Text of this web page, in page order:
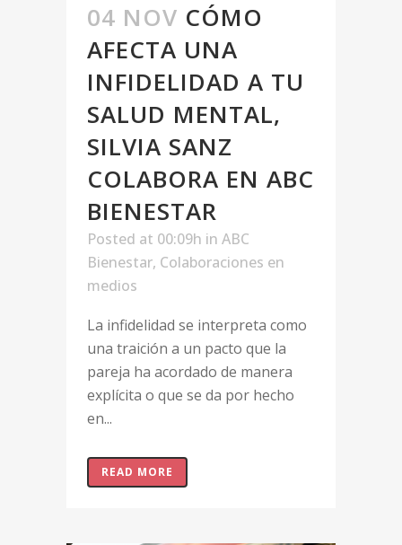
04 NOV CÓMO
AFECTA UNA
INFIDELIDAD A TU
SALUD MENTAL,
SILVIA SANZ
COLABORA EN ABC
BIENESTAR
Posted at 00:09h in ABC
Bienestar, Colaboraciones en
medios
La infidelidad se interpreta como
una traición a un pacto que la
pareja ha acordado de manera
explícita o que se da por hecho
en...
READ MORE